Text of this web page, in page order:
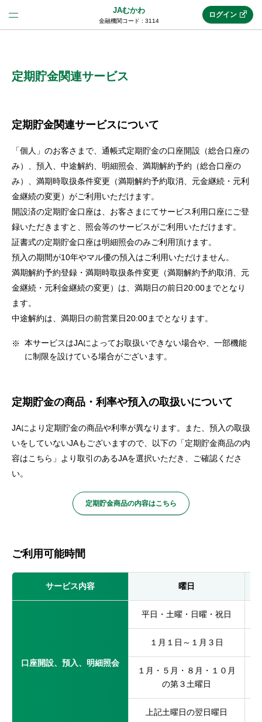
JAむかわ
金融機関コード : 3114
(法人JAネットバンク)
メリット
機能・サービス
セキュリティ
使い方
困った時は
ログイン
定期貯金関連サービス
定期貯金関連サービスについて
「個人」のお客さまで、通帳式定期貯金の口座開設（総合口座の
み）、預入、中途解約、明細照会、満期解約予約（総合口座の
み）、満期時取扱条件変更（満期解約予約取消、元金継続・元利
金継続の変更）がご利用いただけます。
開設済の定期貯金口座は、お客さまにてサービス利用口座にご登
録いただきますと、照会等のサービスがご利用いただけます。
証書式の定期貯金口座は明細照会のみご利用頂けます。
預入の期間が10年やマル優の預入はご利用いただけません。
満期解約予約登録・満期時取扱条件変更（満期解約予約取消、元
金継続・元利金継続の変更）は、満期日の前日20:00までとなり
ます。
中途解約は、満期日の前営業日20:00までとなります。
本サービスはJAによってお取扱いできない場合や、一部機能
に制限を設けている場合がございます。
定期貯金の商品・利率や預入の取扱いについて
JAにより定期貯金の商品や利率が異なります。また、預入の取扱
いをしていないJAもございますので、以下の「定期貯金商品の内
容はこちら」より取引のあるJAを選択いただき、ご確認くださ
い。
定期貯金商品の内容はこちら
ご利用可能時間
サービス内容 曜日
口座開設、預入、明細照会
平日・土曜・日曜・祝日
１月１日～１月３日
１月・５月・８月・１０月
の第３土曜日
上記土曜日の翌日曜日